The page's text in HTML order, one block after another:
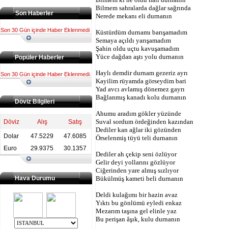
Bilmem sahralarda dağlar sağrında
Nerede mekanı eli durnanın
Küstürdüm durnamı barışamadım
Semaya açıldı yarışamadım
Şahin oldu uçtu kavuşamadım
Yüce dağdan aştı yolu durnanın
Haylı demdir durnam gezeriz ayrı
Kayilim rüyamda görseydim bari
Yad avcı avlamış dönemez gayrı
Bağlanmış kanadı kolu durnanın
Ahumu aradım gökler yüzünde
Suval sordum ördeğinden kazından
Dediler kan ağlar iki gözünden
Örselenmiş tüyü teli durnanın
Dediler ah çekip seni özlüyor
Gelir deyi yollarını gözlüyor
Ciğerinden yare almış sızlıyor
Bükülmüş kameti beli durnanın
Deldi kulağımı bir hazin avaz
Yıktı bu gönlümü eyledi enkaz
Mezarım taşına gel elinle yaz
Bu perişan âşık, kulu durnanın
Son Haberler
Son 30 Gün içinde Haber Eklenmedi
Popüler Haberler
Son 30 Gün içinde Haber Eklenmedi.
Döviz Bilgileri
Döviz Alış
Satış
Dolar
47.5229
47.6085
Euro
29.9375 30.1357
Hava Durumu